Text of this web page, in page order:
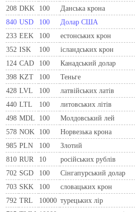
208 DKK 100 Данська крона
840 USD 100 Долар США
233 EEK 100 естонських крон
352 ISK 100 ісландських крон
124 CAD 100 Канадський долар
398 KZT 100 Теньге
428 LVL 100 латвійських латів
440 LTL 100 литовських літів
498 MDL 100 Молдовський лей
578 NOK 100 Норвезька крона
985 PLN 100 Злотий
810 RUR 10 росiйських рублiв
702 SGD 100 Сінгапурський долар
703 SKK 100 словацьких крон
792 TRL 10000 турецьких лір